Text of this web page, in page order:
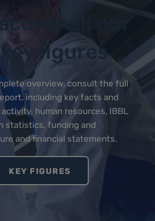
all our
key figures
overview, consult the full
including key facts and
human resources, IBBL
statistics, funding and
and financial statements.
KEY FIGURES